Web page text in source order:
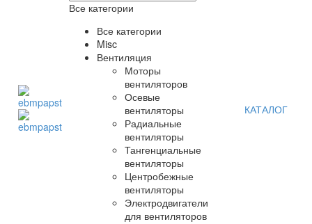
Все категории
Все категории
Misc
Вентиляция
Моторы
вентиляторов
Осевые
вентиляторы
Радиальные
вентиляторы
Тангенциальные
вентиляторы
Центробежные
вентиляторы
Электродвигатели
для вентиляторов
КАТАЛОГ